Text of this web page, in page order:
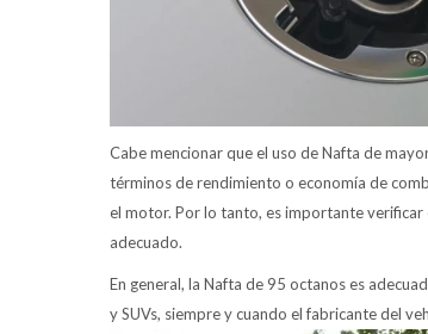
Cabe mencionar que el uso de Nafta de
términos de rendimiento o economía de
el motor. Por lo tanto, es importante
adecuado.
En general, la Nafta de 95 octanos es
y SUVs, siempre y cuando el fabricante del